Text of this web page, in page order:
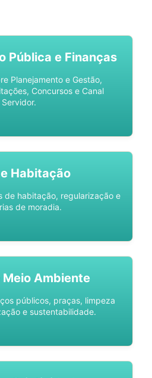
Pública e Finanças
Planejamento e Gestão,
Concursos e Canal
Servidor.
Habitação
de habitação, regularização e
de moradia.
Meio Ambiente
públicos, praças, limpeza
e sustentabilidade.